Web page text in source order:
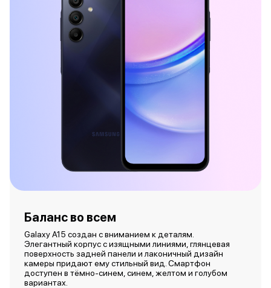
Баланс во всем
Galaxy A15 создан с вниманием к деталям.
Элегантный корпус с изящными линиями, глянцевая
поверхность задней панели и лаконичный дизайн
камеры придают ему стильный вид. Смартфон
доступен в тёмно-синем, синем, желтом и голубом
вариантах.